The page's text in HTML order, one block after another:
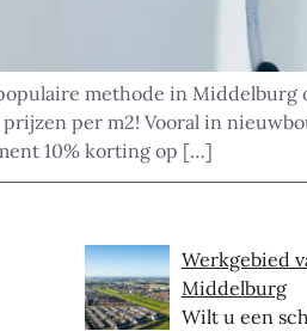
methode in Middelburg
prijzen per m2! Vooral in
10% korting op […]
Werkgebied
Middelburg
Wilt u een